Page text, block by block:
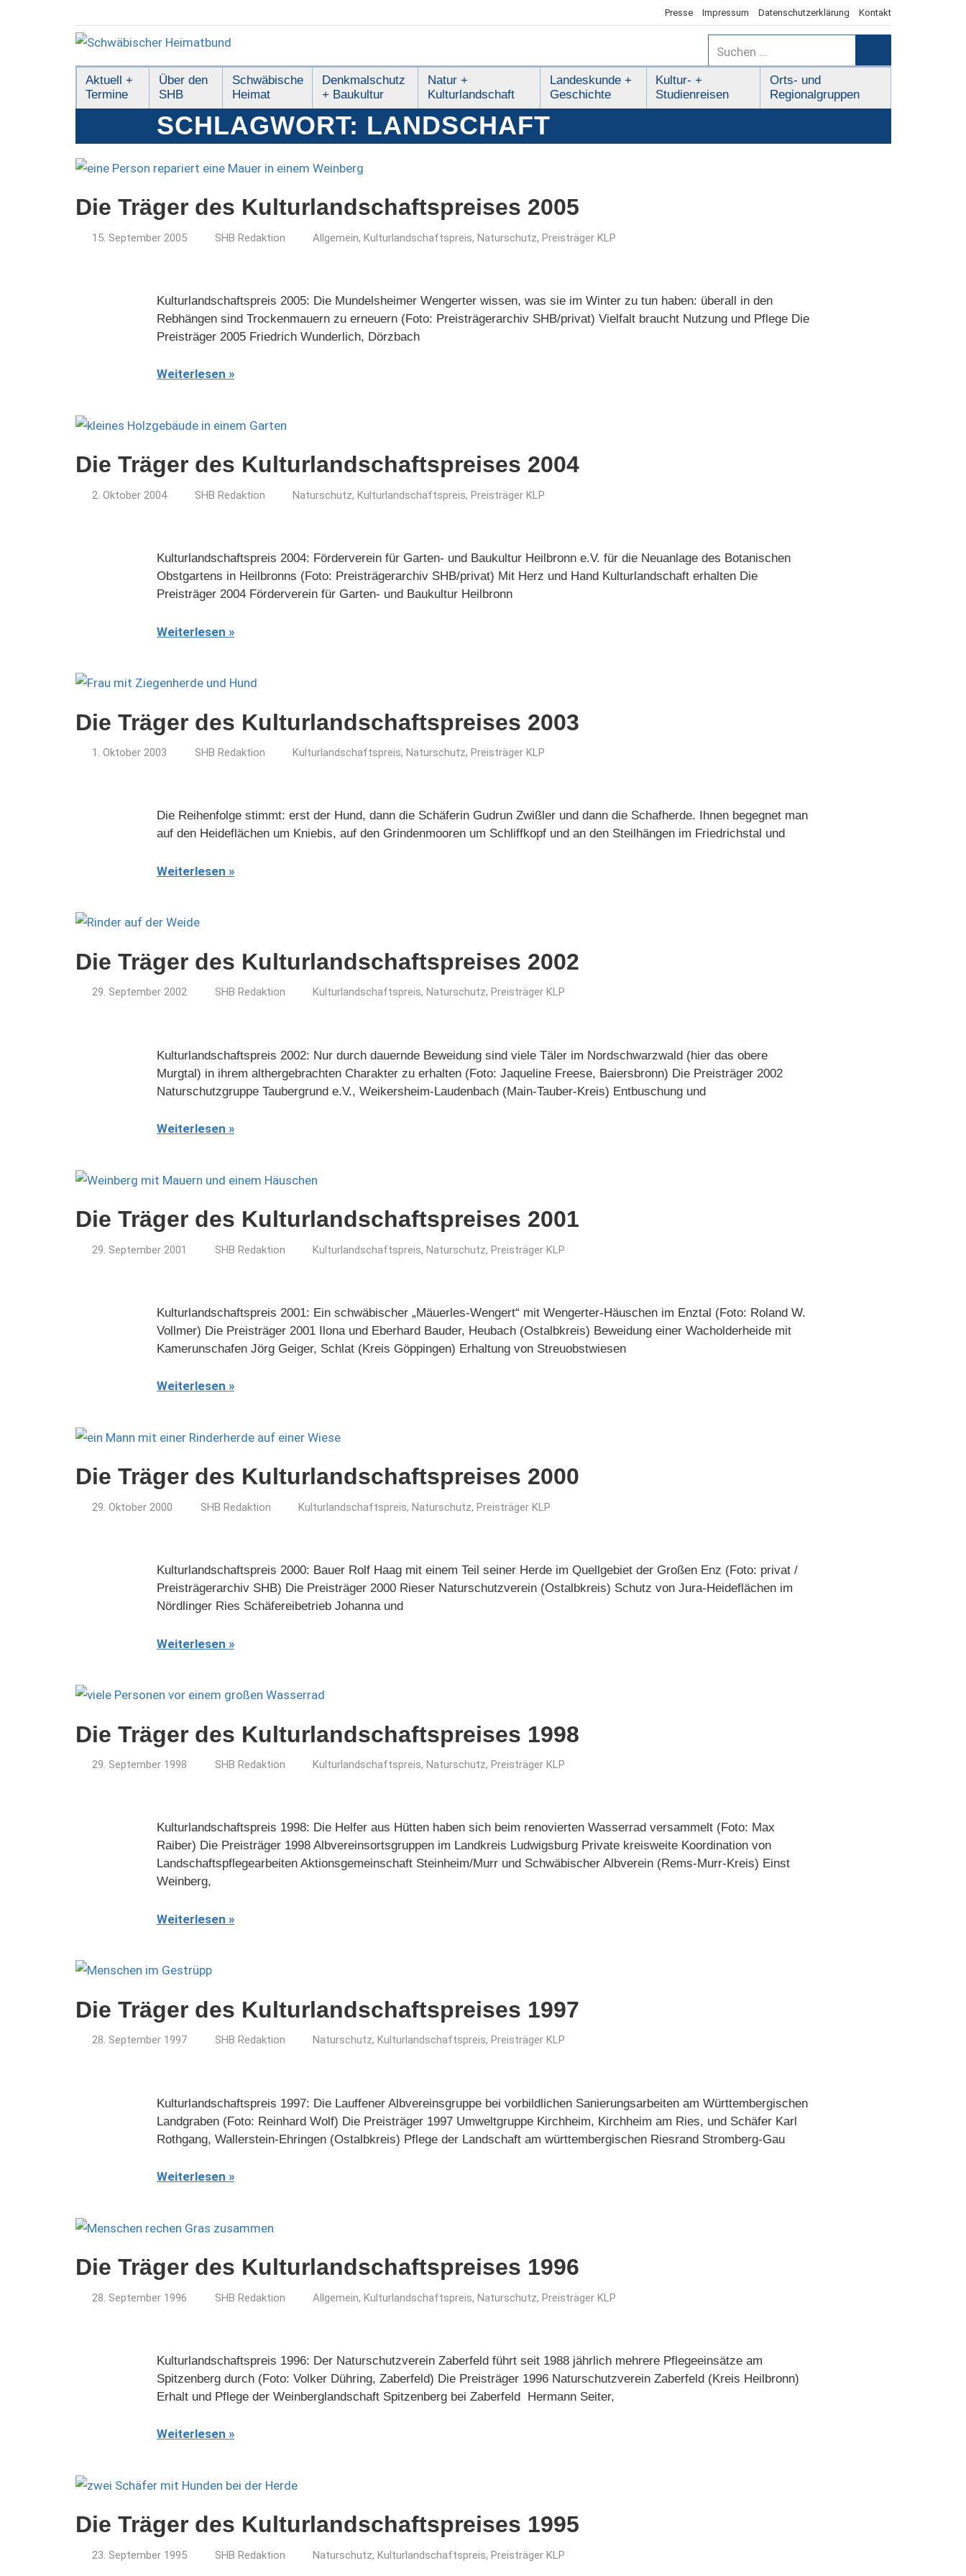
Presse Impressum Datenschutzerklärung Kontakt
Schwäbischer
Heimatbund
Suchen
nach:
Aktuell +
Termine
Über den
SHB
Schwäbische
Heimat
Denkmalschutz
+ Baukultur
Natur +
Kulturlandschaft
Landeskunde +
Geschichte
Kultur- +
Studienreisen
Orts- und
Regionalgruppen
SCHLAGWORT: LANDSCHAFT
Die Träger des Kulturlandschaftspreises 2005
15. September 2005 SHB Redaktion Allgemein, Kulturlandschaftspreis, Naturschutz, Preisträger KLP
Kulturlandschaftspreis 2005: Die Mundelsheimer Wengerter wissen, was sie im Winter zu tun haben: überall in den
Rebhängen sind Trockenmauern zu erneuern (Foto: Preisträgerarchiv SHB/privat) Vielfalt braucht Nutzung und Pflege Die
Preisträger 2005 Friedrich Wunderlich, Dörzbach
Weiterlesen
Die Träger des Kulturlandschaftspreises 2004
2. Oktober 2004 SHB Redaktion Naturschutz, Kulturlandschaftspreis, Preisträger KLP
Kulturlandschaftspreis 2004: Förderverein für Garten- und Baukultur Heilbronn e.V. für die Neuanlage des Botanischen
Obstgartens in Heilbronns (Foto: Preisträgerarchiv SHB/privat) Mit Herz und Hand Kulturlandschaft erhalten Die
Preisträger 2004 Förderverein für Garten- und Baukultur Heilbronn
Weiterlesen
Die Träger des Kulturlandschaftspreises 2003
1. Oktober 2003 SHB Redaktion Kulturlandschaftspreis, Naturschutz, Preisträger KLP
Die Reihenfolge stimmt: erst der Hund, dann die Schäferin Gudrun Zwißler und dann die Schafherde. Ihnen begegnet man
auf den Heideflächen um Kniebis, auf den Grindenmooren um Schliffkopf und an den Steilhängen im Friedrichstal und
Weiterlesen
Die Träger des Kulturlandschaftspreises 2002
29. September 2002 SHB Redaktion Kulturlandschaftspreis, Naturschutz, Preisträger KLP
Kulturlandschaftspreis 2002: Nur durch dauernde Beweidung sind viele Täler im Nordschwarzwald (hier das obere
Murgtal) in ihrem althergebrachten Charakter zu erhalten (Foto: Jaqueline Freese, Baiersbronn) Die Preisträger 2002
Naturschutzgruppe Taubergrund e.V., Weikersheim-Laudenbach (Main-Tauber-Kreis) Entbuschung und
Weiterlesen
Die Träger des Kulturlandschaftspreises 2001
29. September 2001 SHB Redaktion Kulturlandschaftspreis, Naturschutz, Preisträger KLP
Kulturlandschaftspreis 2001: Ein schwäbischer „Mäuerles-Wengert“ mit Wengerter-Häuschen im Enztal (Foto: Roland W.
Vollmer) Die Preisträger 2001 Ilona und Eberhard Bauder, Heubach (Ostalbkreis) Beweidung einer Wacholderheide mit
Kamerunschafen Jörg Geiger, Schlat (Kreis Göppingen) Erhaltung von Streuobstwiesen
Weiterlesen
Die Träger des Kulturlandschaftspreises 2000
29. Oktober 2000 SHB Redaktion Kulturlandschaftspreis, Naturschutz, Preisträger KLP
Kulturlandschaftspreis 2000: Bauer Rolf Haag mit einem Teil seiner Herde im Quellgebiet der Großen Enz (Foto: privat /
Preisträgerarchiv SHB) Die Preisträger 2000 Rieser Naturschutzverein (Ostalbkreis) Schutz von Jura-Heideflächen im
Nördlinger Ries Schäfereibetrieb Johanna und
Weiterlesen
Die Träger des Kulturlandschaftspreises 1998
29. September 1998 SHB Redaktion Kulturlandschaftspreis, Naturschutz, Preisträger KLP
Kulturlandschaftspreis 1998: Die Helfer aus Hütten haben sich beim renovierten Wasserrad versammelt (Foto: Max
Raiber) Die Preisträger 1998 Albvereinsortsgruppen im Landkreis Ludwigsburg Private kreisweite Koordination von
Landschaftspflegearbeiten Aktionsgemeinschaft Steinheim/Murr und Schwäbischer Albverein (Rems-Murr-Kreis) Einst
Weinberg,
Weiterlesen
Die Träger des Kulturlandschaftspreises 1997
28. September 1997 SHB Redaktion Naturschutz, Kulturlandschaftspreis, Preisträger KLP
Kulturlandschaftspreis 1997: Die Lauffener Albvereinsgruppe bei vorbildlichen Sanierungsarbeiten am Württembergischen
Landgraben (Foto: Reinhard Wolf) Die Preisträger 1997 Umweltgruppe Kirchheim, Kirchheim am Ries, und Schäfer Karl
Rothgang, Wallerstein-Ehringen (Ostalbkreis) Pflege der Landschaft am württembergischen Riesrand Stromberg-Gau
Weiterlesen
Die Träger des Kulturlandschaftspreises 1996
28. September 1996 SHB Redaktion Allgemein, Kulturlandschaftspreis, Naturschutz, Preisträger KLP
Kulturlandschaftspreis 1996: Der Naturschutzverein Zaberfeld führt seit 1988 jährlich mehrere Pflegeeinsätze am
Spitzenberg durch (Foto: Volker Dühring, Zaberfeld) Die Preisträger 1996 Naturschutzverein Zaberfeld (Kreis Heilbronn)
Erhalt und Pflege der Weinberglandschaft Spitzenberg bei Zaberfeld Hermann Seiter,
Weiterlesen
Die Träger des Kulturlandschaftspreises 1995
23. September 1995 SHB Redaktion Naturschutz, Kulturlandschaftspreis, Preisträger KLP